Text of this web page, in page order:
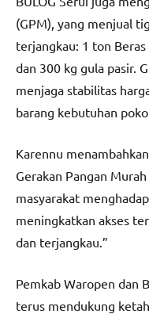
(GPM), yang menjual
terjangkau: 1 ton
dan 300 kg gula pasir.
menjaga stabilitas
barang kebutuhan
Karennu
Gerakan Pangan
masyarakat
meningkatkan akses
dan terjangkau.”
Pemkab Waropen dan
terus mendukung